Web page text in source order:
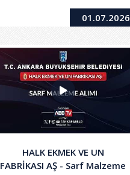
01.07.2026
HALK EKMEK VE UN
FABRİKASI AŞ - Sarf Malzeme